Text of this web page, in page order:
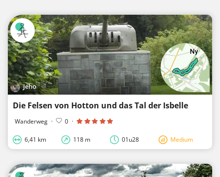
Jeho
Die Felsen von Hotton und das Tal der Isbelle
Wanderweg · 0 ·
6,41 km 118 m 01u28 Medium